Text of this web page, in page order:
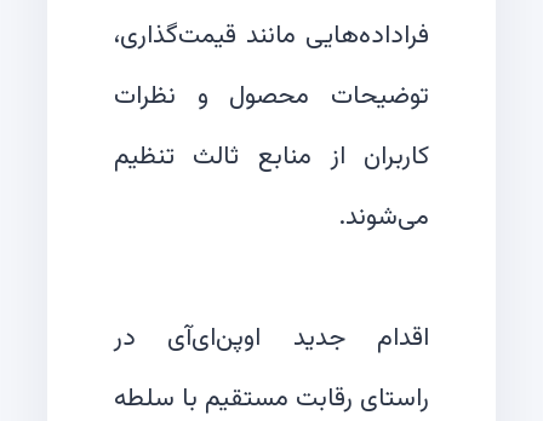
فراداده‌هایی مانند قیمت‌گذاری،
توضیحات محصول و نظرات
کاربران از منابع ثالث تنظیم
اقدام جدید اوپن‌ای‌آی در
راستای رقابت مستقیم با سلطه